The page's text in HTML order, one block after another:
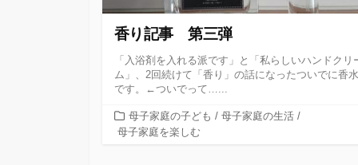
香り記事 第三弾
「入浴剤を入れる派です」と「私らしいハンドクリ
ム」、2回続けて「香り」の話になったついでに香
です。←ついでって…...
カ
テ
母子家庭の子ども / 母子家庭の生活 /
母子家庭を楽しむ